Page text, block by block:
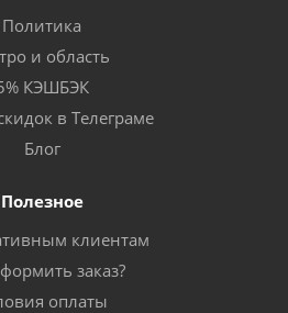
Политика
и область
КЭШБЭК
в Телеграме
Блог
Полезное
клиентам
заказ?
оплаты